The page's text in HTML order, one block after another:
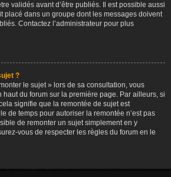
validés avant d’être publiés. Il est possible aussi
placé dans un groupe dont les messages doivent
Contactez l’administrateur pour plus
?
le sujet » lors de sa consultation, vous
haut du forum sur la première page. Par ailleurs, si
signifie que la remontée de sujet est
de temps pour autoriser la remontée n’est pas
de remonter un sujet simplement en y
vous de respecter les règles du forum en le